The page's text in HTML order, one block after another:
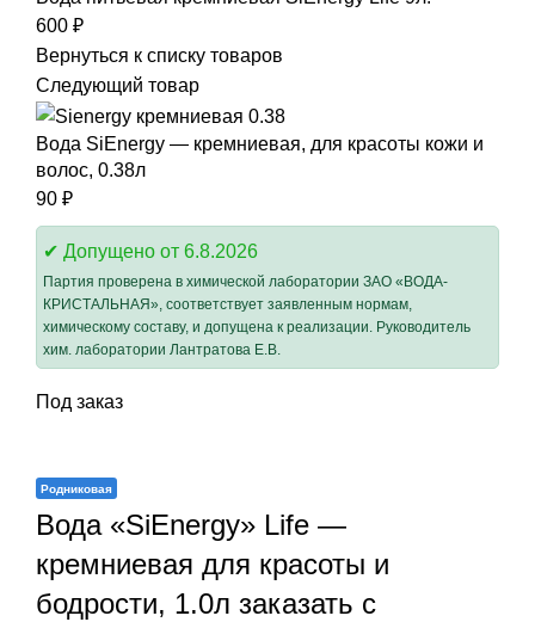
600 ₽
Вернуться к списку товаров
Следующий товар
Вода SiEnergy — кремниевая, для красоты кожи и
волос, 0.38л
90 ₽
✔ Допущено от 6.8.2026
Партия проверена в химической лаборатории ЗАО «ВОДА-
КРИСТАЛЬНАЯ», соответствует заявленным нормам,
химическому составу, и допущена к реализации. Руководитель
хим. лаборатории Лантратова Е.В.
Под заказ
Родниковая
Вода «SiEnergy» Life —
кремниевая для красоты и
бодрости, 1.0л заказать c